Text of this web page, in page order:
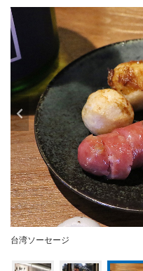
台湾ソーセージ